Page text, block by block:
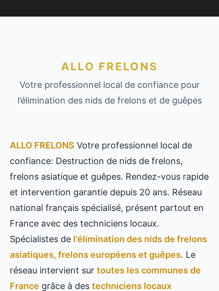
ALLO FRELONS
Votre professionnel local de confiance pour
l’élimination des nids de frelons et de guêpes
ALLO FRELONS Votre professionnel local de
confiance: Destruction de nids de frelons,
frelons asiatique et guêpes. Rendez-vous rapide
et intervention garantie depuis 20 ans. Réseau
national français spécialisé, présent partout en
France avec des techniciens locaux.
Spécialistes de l’élimination des nids de frelons
asiatiques, frelons européens et guêpes. Le
réseau intervient sur toutes les communes de
France grâce à des techniciens locaux